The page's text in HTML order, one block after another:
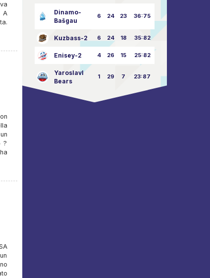
A
?
Dinamo-
Bašgau
6 24 23 36:75
Kuzbass-2 6 24 18 35:82
Enisey-2 4 26 15 25:82
Yaroslavl
Bears
1 29 7 23:87